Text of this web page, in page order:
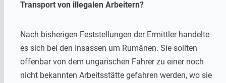
Transport von illegalen Arbeitern?
Nach bisherigen Feststellungen der Ermittler handelte
es sich bei den Insassen um Rumänen. Sie sollten
offenbar von dem ungarischen Fahrer zu einer noch
nicht bekannten Arbeitsstätte gefahren werden, wo sie